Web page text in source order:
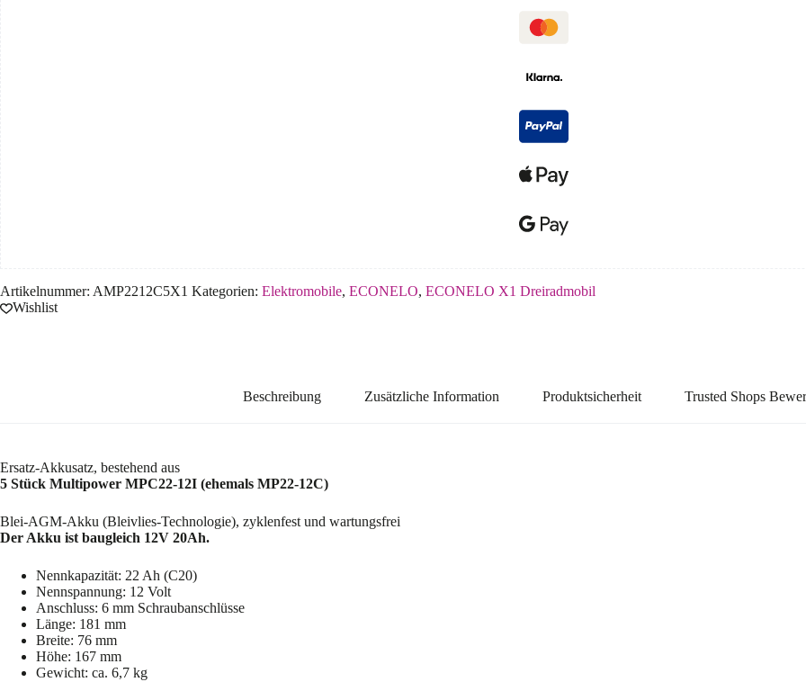
Artikelnummer: AMP2212C5X1 Kategorien: Elektromobile, ECONELO, ECONELO X1 Dreiradmobil
Wishlist
Beschreibung Zusätzliche Information Produktsicherheit Trusted Shops
Ersatz-Akkusatz, bestehend aus
5 Stück Multipower MPC22-12I (ehemals MP22-12C)
Blei-AGM-Akku (Bleivlies-Technologie), zyklenfest und wartungsfrei
Der Akku ist baugleich 12V 20Ah.
Nennkapazität: 22 Ah (C20)
Nennspannung: 12 Volt
Anschluss: 6 mm Schraubanschlüsse
Länge: 181 mm
Breite: 76 mm
Höhe: 167 mm
Gewicht: ca. 6,7 kg